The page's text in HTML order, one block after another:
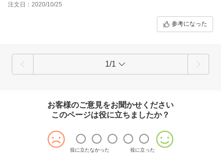
注文日：2020/10/25
参考になった
1/1
お客様のご意見をお聞かせください
このページは役に立ちましたか？
役に立たなかった 役に立った